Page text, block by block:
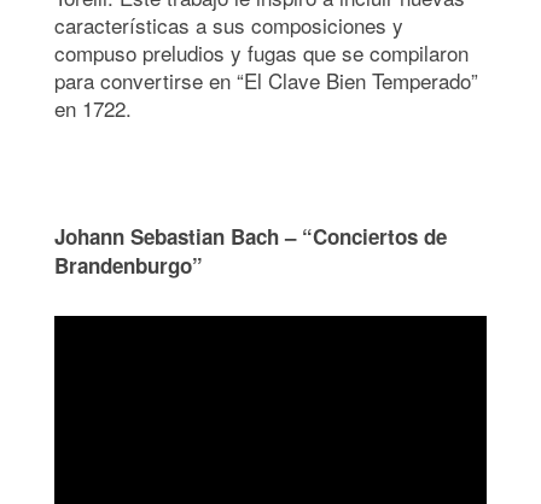
características a sus composiciones y
compuso preludios y fugas que se compilaron
para convertirse en “El Clave Bien Temperado”
en 1722.
Johann Sebastian Bach – “Conciertos de
Brandenburgo”